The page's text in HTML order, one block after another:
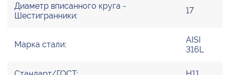
Диаметр вписанного круга -
Шестигранники:
17
Марка стали:
AISI
316L